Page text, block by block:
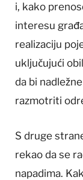
i, kako
interesu
realizaciju
uključujući
da bi
razmotriti
S druge
rekao da se
napadima.